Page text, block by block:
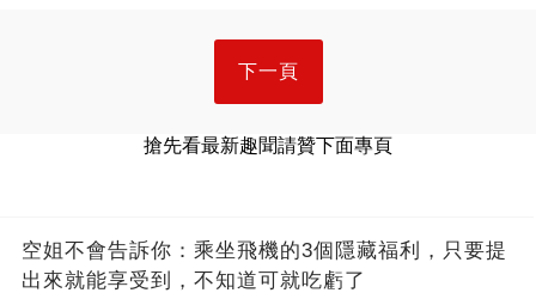
下一頁
搶先看最新趣聞請贊下面專頁
空姐不會告訴你：乘坐飛機的3個隱藏福利，只要提
出來就能享受到，不知道可就吃虧了